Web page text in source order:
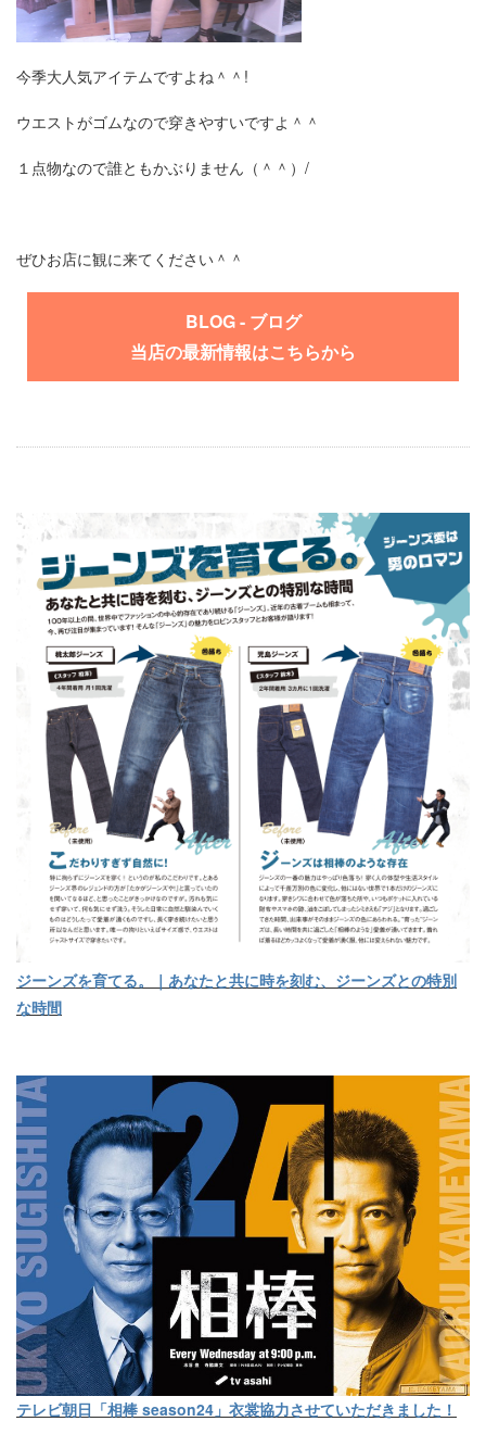
今季大人気アイテムですよね＾＾!
ウエストがゴムなので穿きやすいですよ＾＾
１点物なので誰ともかぶりません（＾＾）/
ぜひお店に観に来てください＾＾
BLOG - ブログ
当店の最新情報はこちらから
ジーンズを育てる。｜あなたと共に時を刻む、ジーンズとの特別
な時間
テレビ朝日「相棒 season24」衣裳協力させていただきました！